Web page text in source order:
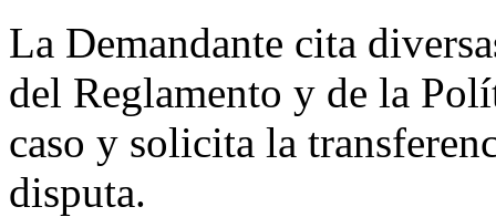
La Demandante cita
del Reglamento y de la
caso y solicita la
disputa.